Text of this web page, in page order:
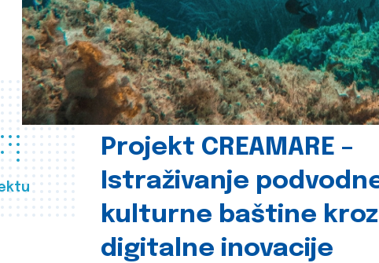
Projekt CREAMARE –
Istraživanje
kulturne baštine kroz
digitalne inovacije